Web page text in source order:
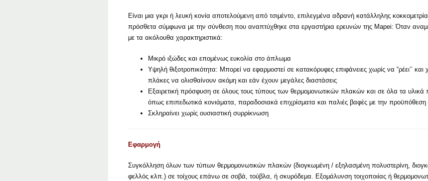
Είναι μια γκρι ή λευκή κονία αποτελούμενη από τσιμέντο, επιλεγμένα αδρανή κατάλληλης
πρόσθετα σύμφωνα με την σύνθεση που αναπτύχθηκε στα εργαστήρια ερευνών της Mapei: Όταν
με τα ακόλουθα χαρακτηριστικά:
Μικρό ιξώδες και επομένως ευκολία στο άπλωμα
Υψηλή θιξοτροπικότητα: Μπορεί να εφαρμοστεί σε κατακόρυφες επιφάνειες χωρίς να “ρέει’’ και
πλάκες να ολισθαίνουν ακόμη και εάν έχουν μεγάλες διαστάσεις
Εξαιρετική πρόσφυση σε όλους τους τύπους των θερμομονωτικών πλακών και σε όλα τα υλικά
όπως επιπεδωτικά κονιάματα, παραδοσιακά επιχρίσματα και παλιές βαφές με την προϋπόθεση
Σκληραίνει χωρίς ουσιαστική συρρίκνωση
Εφαρμογή
Συγκόλληση όλων των τύπων θερμομονωτικών πλακών (διογκωμένη / εξηλασμένη πολυστερίνη,
φελλός κλπ.) σε τοίχους επάνω σε σοβά, τούβλα, ή σκυρόδεμα. Εξομάλυνση τοιχοποιίας ή